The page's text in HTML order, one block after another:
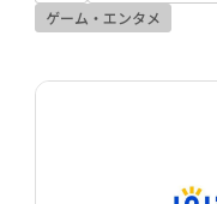
ゲーム・エンタメ